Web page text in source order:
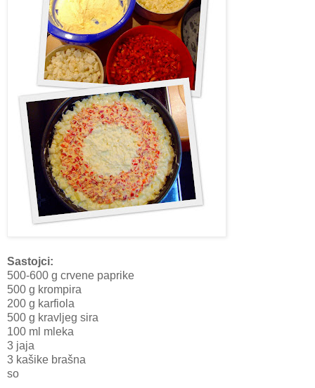
Sastojci:
500-600 g crvene paprike
500 g krompira
200 g karfiola
500 g kravljeg sira
100 ml mleka
3 jaja
3 kašike brašna
so